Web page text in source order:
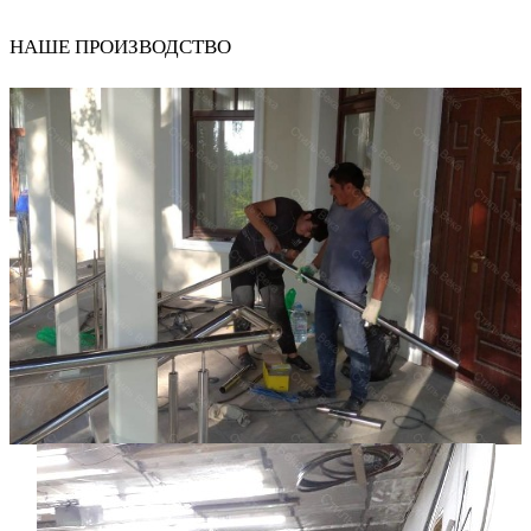
НАШЕ ПРОИЗВОДСТВО